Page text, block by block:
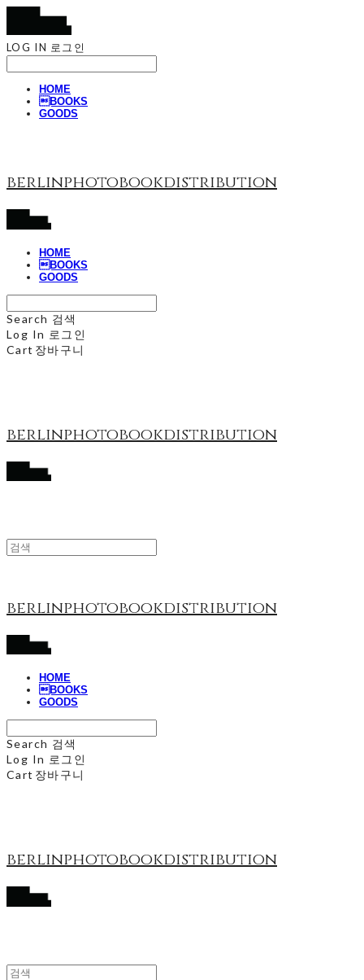
LOG IN 로그인
HOME
BOOKS
GOODS
berlinphotobookdistribution
HOME
BOOKS
GOODS
Search 검색
Log In 로그인
Cart 장바구니
berlinphotobookdistribution
berlinphotobookdistribution
HOME
BOOKS
GOODS
Search 검색
Log In 로그인
Cart 장바구니
berlinphotobookdistribution